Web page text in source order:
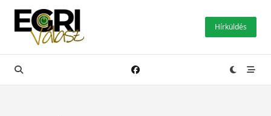
Skip
content
Hírküldés